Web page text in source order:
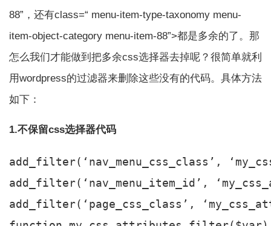
88”，还有class=“ menu-item-type-taxonomy menu-
item-object-category menu-item-88”>都是多余的了。那
怎么我们才能做到把多余css选择器去掉呢？很简单就利
用wordpress的过滤器来删除这些没有的代码。具体方法
如下：
1.不保留css选择器代码
add_filter(‘nav_menu_css_class’,
add_filter(‘nav_menu_item_id’,
add_filter(‘page_css_class’,